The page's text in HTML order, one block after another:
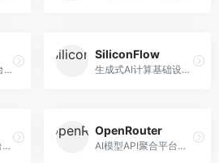
GPU智算服务云平台，专注于AI算力租赁。面向AI研究者和企业，提供GPU租赁、模型训练、推理服务等，算力资源丰富。
SiliconFlow
生成式AI计算基础设施平台，专注于模型推理服务。面向开发者和企业，提供多模型API、高性能推理、成本优化等服务，推理性价比高。
OpenAI模型API平台，提供GPT系列模型服务。面向开发者，提供模型API、微调服务、Assistants API等，是AI开发领域的基础设施。
OpenRouter
AI模型API聚合平台，整合多种主流大模型。面向开发者，提供统一API接口、模型对比、成本优化等服务，模型选择灵活。